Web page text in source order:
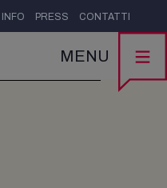
INFO PRESS CONTATTI
MENU